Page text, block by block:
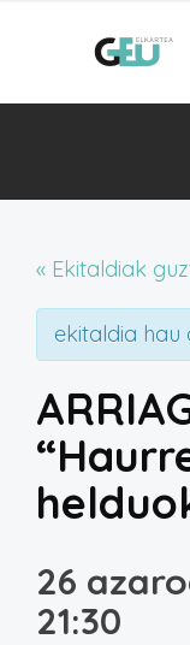
« Ekitaldiak
ekitaldia hau
26
21:30